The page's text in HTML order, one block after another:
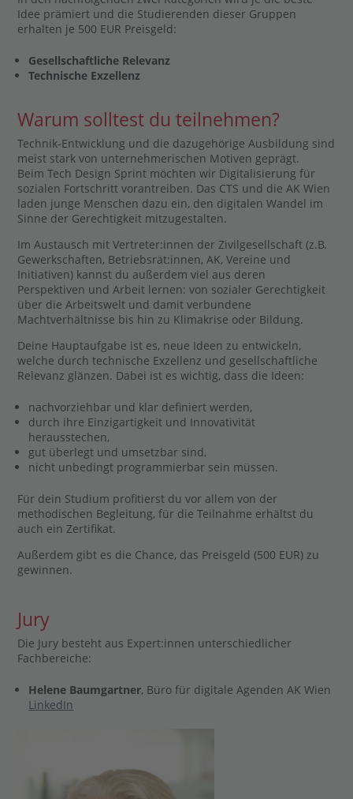
Idee prämiert und die Studierenden dieser Gruppen
erhalten je 500 EUR Preisgeld:
Gesellschaftliche Relevanz
Technische Exzellenz
Warum solltest du teilnehmen?
Technik-Entwicklung und die dazugehörige Ausbildung sind
meist stark von unternehmerischen Motiven geprägt.
Beim Tech Design Sprint möchten wir Digitalisierung für
sozialen Fortschritt vorantreiben. Das CTS und die AK Wien
laden junge Menschen dazu ein, den digitalen Wandel im
Sinne der Gerechtigkeit mitzugestalten.
Im Austausch mit Vertreter:innen der Zivilgesellschaft (z.B.
Gewerkschaften, Betriebsrät:innen, AK, Vereine und
Initiativen) kannst du außerdem viel aus deren
Perspektiven und Arbeit lernen: von sozialer Gerechtigkeit
über die Arbeitswelt und damit verbundene
Machtverhältnisse bis hin zu Klimakrise oder Bildung.
Deine Hauptaufgabe ist es, neue Ideen zu entwickeln,
welche durch technische Exzellenz und gesellschaftliche
Relevanz glänzen. Dabei ist es wichtig, dass die Ideen:
nachvorziehbar und klar definiert werden,
durch ihre Einzigartigkeit und Innovativität
herausstechen,
gut überlegt und umsetzbar sind,
nicht unbedingt programmierbar sein müssen.
Für dein Studium profitierst du vor allem von der
methodischen Begleitung, für die Teilnahme erhältst du
auch ein Zertifikat.
Außerdem gibt es die Chance, das Preisgeld (500 EUR) zu
gewinnen.
Jury
Die Jury besteht aus Expert:innen unterschiedlicher
Fachbereiche:
Helene Baumgartner, Büro für digitale Agenden AK Wien
LinkedIn